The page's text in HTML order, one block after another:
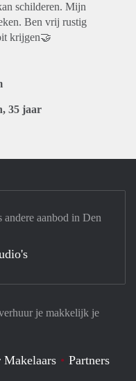
schilderen. Mijn
Ben vrij rustig
krijgen🤝
35 jaar
je makkelijk je
Makelaars Partners
aanbod in Den